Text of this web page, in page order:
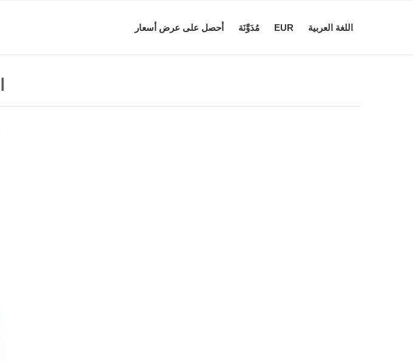
أحصل على عرض أسعار مُدَوَّنَة EUR اللغة العربية